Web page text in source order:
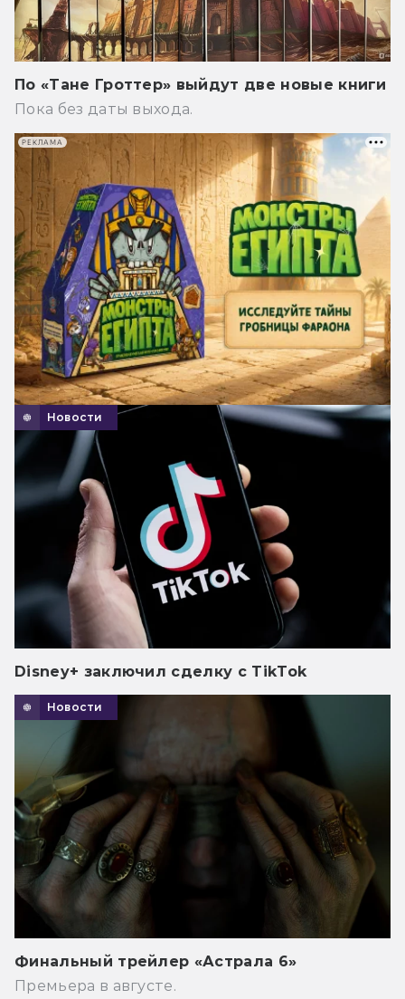
По «Тане Гроттер» выйдут две новые книги
Пока без даты выхода.
Новости
Disney+ заключил сделку с TikTok
Новости
Финальный трейлер «Астрала 6»
Премьера в августе.
РЕКЛАМА